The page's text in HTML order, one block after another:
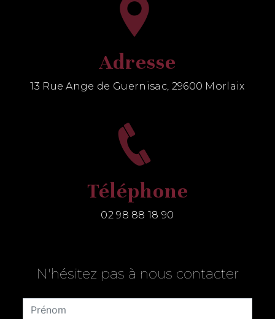
Adresse
13 Rue Ange de Guernisac, 29600 Morlaix
Téléphone
02 98 88 18 90
N'hésitez pas à nous contacter